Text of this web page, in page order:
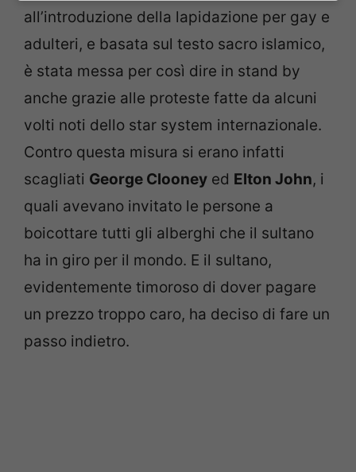
all’introduzione della lapidazione per gay e
adulteri, e basata sul testo sacro islamico,
è stata messa per così dire in stand by
anche grazie alle proteste fatte da alcuni
volti noti dello star system internazionale.
Contro questa misura si erano infatti
scagliati George Clooney ed Elton John, i
quali avevano invitato le persone a
boicottare tutti gli alberghi che il sultano
ha in giro per il mondo. E il sultano,
evidentemente timoroso di dover pagare
un prezzo troppo caro, ha deciso di fare un
passo indietro.